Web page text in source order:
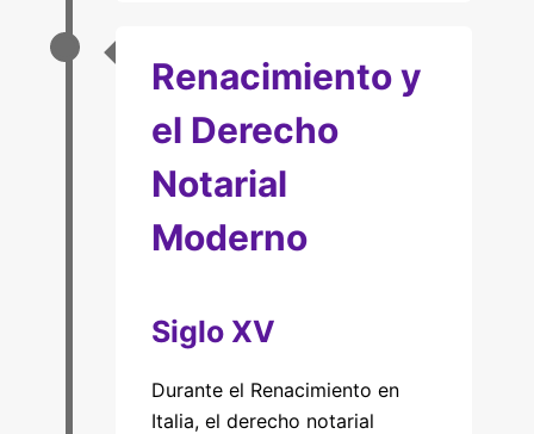
Renacimiento y
el Derecho
Notarial
Moderno
Siglo XV
Durante el Renacimiento en
Italia, el derecho notarial